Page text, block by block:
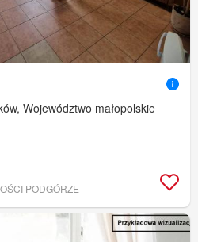
Województwo małopolskie
PODGÓRZE